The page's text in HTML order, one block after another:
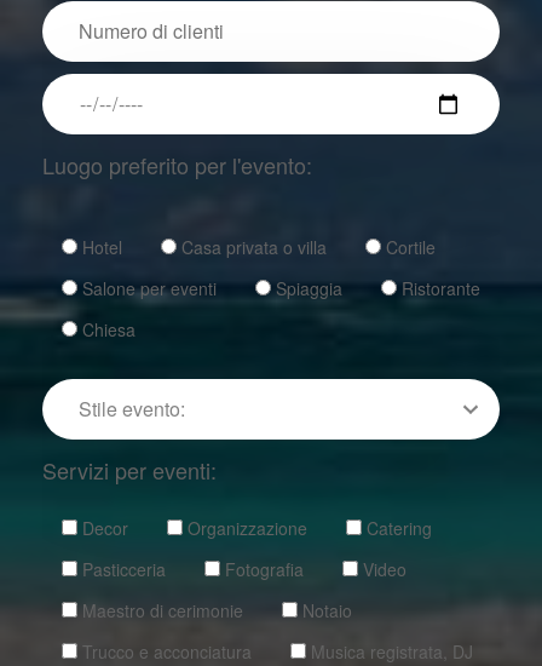
Luogo preferito per l'evento:
Hotel Casa privata o villa
Cortile
Salone per eventi
Spiaggia
Ristorante
Chiesa
Servizi per eventi:
Decor Organizzazione
Catering
Pasticceria
Fotografia
Video
Maestro di cerimonie
Notaio
Trucco e acconciatura
Musica registrata, DJ